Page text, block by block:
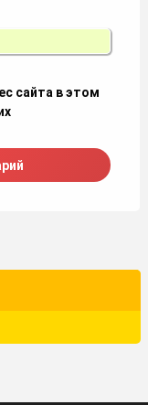
сайта в этом